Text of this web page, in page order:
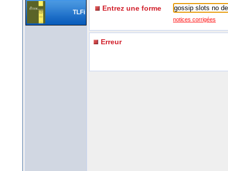
TLFi Entrez une forme
notices corrigées
Erreur